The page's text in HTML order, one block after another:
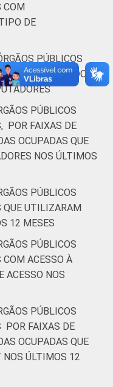
COM
DE
PÚBLICOS
COM COMPUTADOR,
PÚBLICOS
POR FAIXAS DE
OCUPADAS QUE
NOS ÚLTIMOS
PÚBLICOS
QUE UTILIZARAM
12 MESES
PÚBLICOS
COM ACESSO À
ACESSO NOS
PÚBLICOS
POR FAIXAS DE
OCUPADAS QUE
ÚLTIMOS 12